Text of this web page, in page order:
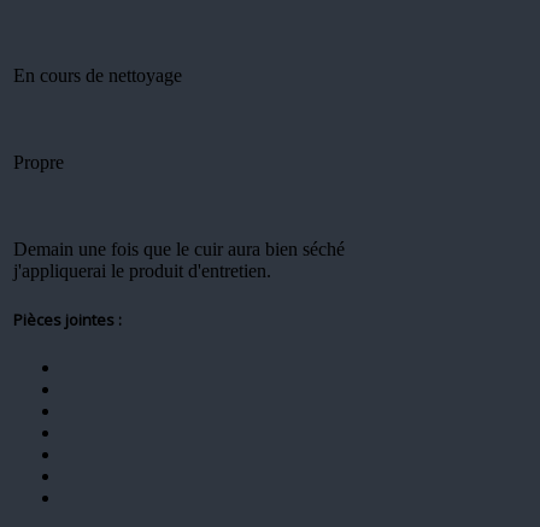
En cours de nettoyage
Propre
Demain une fois que le cuir aura bien séché
j'appliquerai le produit d'entretien.
Pièces jointes :